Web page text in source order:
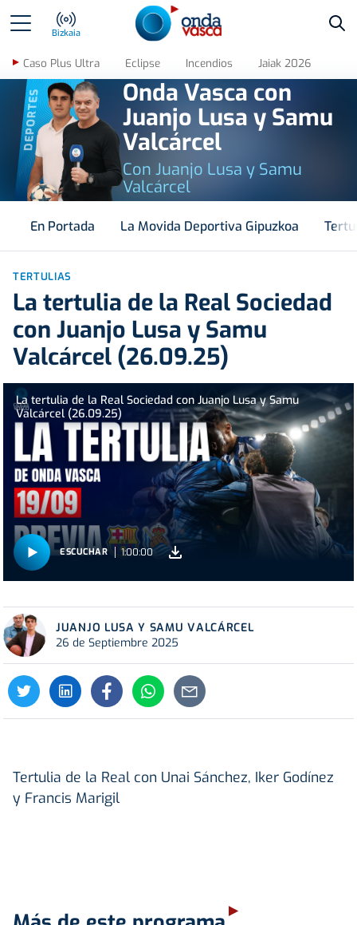
Bizkaia
Caso Plus Ultra Eclipse Incendios Jaiak 2026
DEPORTES
Onda Vasca con
Juanjo Lusa y Samu
Valcárcel
Con Juanjo Lusa y Samu
Valcárcel
En Portada La Movida Deportiva Gipuzkoa
TERTULIAS
La tertulia de la Real Sociedad
con Juanjo Lusa y Samu
Valcárcel (26.09.25)
La tertulia de la Real Sociedad con Juanjo Lusa y Samu
Valcárcel (26.09.25)
ESCUCHAR 1:00:00
JUANJO LUSA Y SAMU VALCÁRCEL
26 de Septiembre 2025
Tertulia de la Real con Unai Sánchez, Iker Godínez
y Francis Marigil